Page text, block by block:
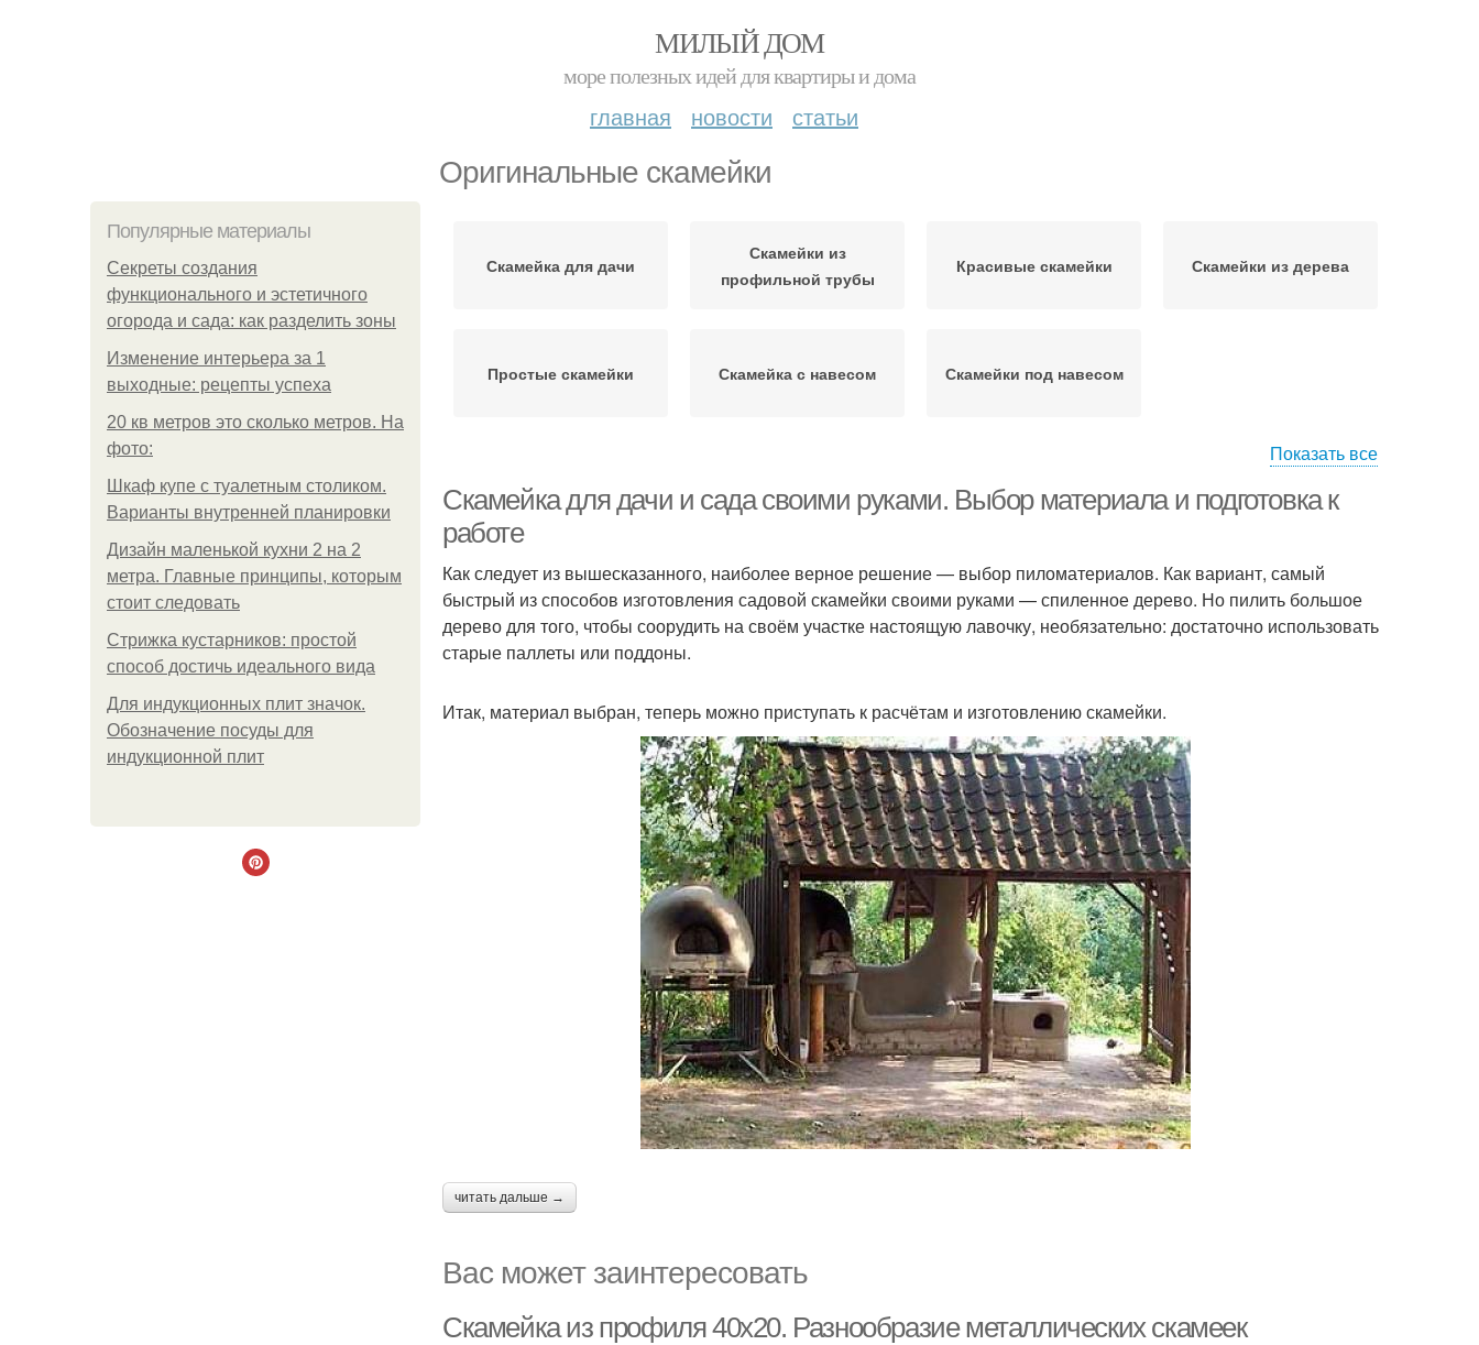
МИЛЫЙ ДОМ
море полезных идей для квартиры и дома
главная новости статьи
Оригинальные скамейки
Популярные материалы
Секреты создания
функционального и эстетичного
огорода и сада: как разделить зоны
Изменение интерьера за 1
выходные: рецепты успеха
20 кв метров это сколько метров. На
фото:
Шкаф купе с туалетным столиком.
Варианты внутренней планировки
Дизайн маленькой кухни 2 на 2
метра. Главные принципы, которым
стоит следовать
Стрижка кустарников: простой
способ достичь идеального вида
Для индукционных плит значок.
Обозначение посуды для
индукционной плит
Скамейка для дачи
Скамейки из
профильной трубы
Красивые скамейки Скамейки из дерева
Простые скамейки Скамейка с навесом Скамейки под навесом
Показать все
Скамейка для дачи и сада своими руками. Выбор материала и подготовка к
работе
Как следует из вышесказанного, наиболее верное решение — выбор пиломатериалов. Как вариант, самый
быстрый из способов изготовления садовой скамейки своими руками — спиленное дерево. Но пилить большое
дерево для того, чтобы соорудить на своём участке настоящую лавочку, необязательно: достаточно использовать
старые паллеты или поддоны.
Итак, материал выбран, теперь можно приступать к расчётам и изготовлению скамейки.
читать дальше →
Вас может заинтересовать
Скамейка из профиля 40х20. Разнообразие металлических скамеек